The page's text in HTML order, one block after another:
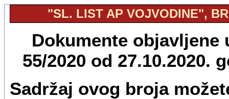
"SL. LIST AP VOJVODINE",
Dokumente
55/2020 od 27.10.2020.
Sadržaj ovog broja